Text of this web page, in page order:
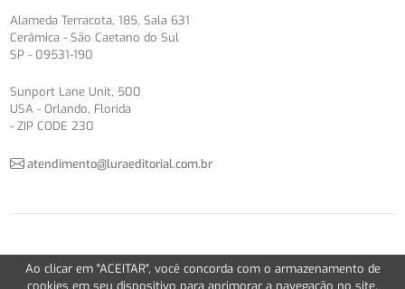
Alameda Terracota, 185, Sala 631
Cerâmica - São Caetano do Sul
SP - 09531-190
Sunport Lane Unit, 500
USA - Orlando, Florida
- ZIP CODE 230
atendimento@luraeditorial.com.br
© Copyright 2012-2026 -Política de Privacidade
Version 2.5.1
Ao clicar em "ACEITAR", você concorda com o armazenamento de
cookies em seu dispositivo para aprimorar a navegação no site,